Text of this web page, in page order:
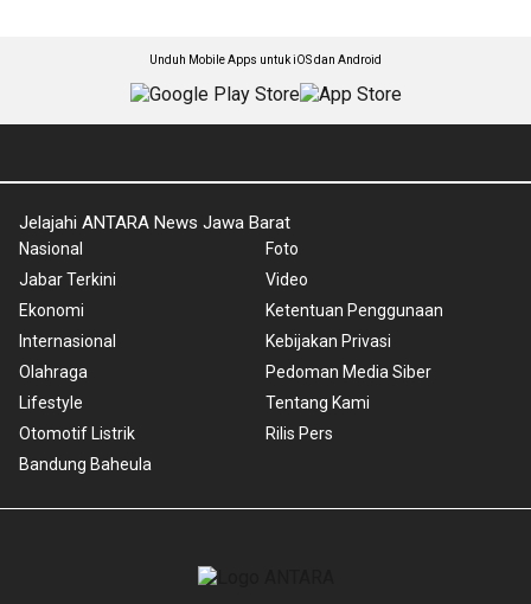
Unduh Mobile Apps untuk iOS dan Android
Jelajahi ANTARA News Jawa Barat
Nasional
Jabar Terkini
Ekonomi
Internasional
Olahraga
Lifestyle
Otomotif Listrik
Bandung Baheula
Foto
Video
Ketentuan Penggunaan
Kebijakan Privasi
Pedoman Media Siber
Tentang Kami
Rilis Pers